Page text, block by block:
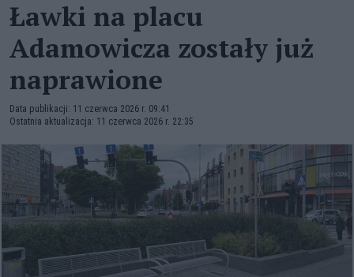
Ławki na placu
Adamowicza zostały już
naprawione
Data publikacji: 11 czerwca 2026 r. 09:41
Ostatnia aktualizacja: 11 czerwca 2026 r. 22:35